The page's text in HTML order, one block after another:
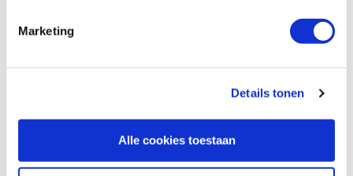
Marketing
Details tonen
Alle cookies toestaan
Sjöbergs fiber bankhaken Ø 19 mm, 4
€ 30,04 excl. btw